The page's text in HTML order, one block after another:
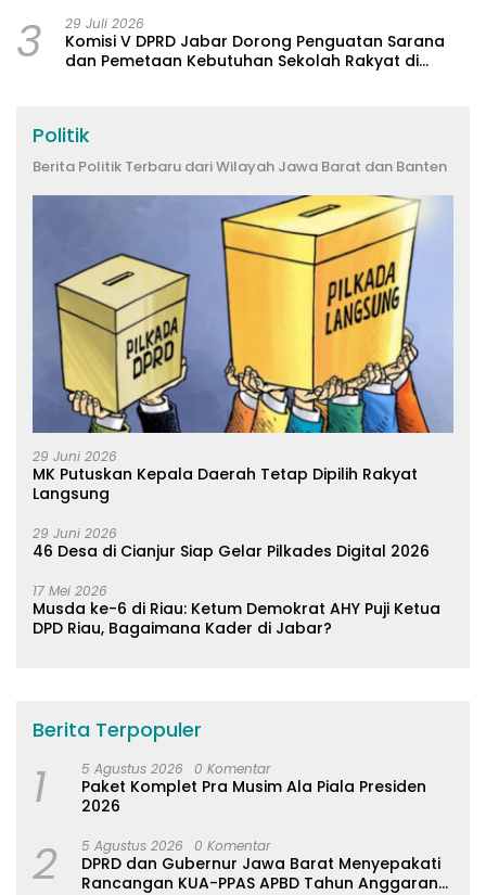
3 29 Juli 2026
Komisi V DPRD Jabar Dorong Penguatan Sarana
dan Pemetaan Kebutuhan Sekolah Rakyat di
Politik
Berita Politik Terbaru dari Wilayah Jawa Barat dan Banten
29 Juni 2026
MK Putuskan Kepala Daerah Tetap Dipilih Rakyat
Langsung
29 Juni 2026
46 Desa di Cianjur Siap Gelar Pilkades Digital 2026
17 Mei 2026
Musda ke-6 di Riau: Ketum Demokrat AHY Puji Ketua
DPD Riau, Bagaimana Kader di Jabar?
Berita Terpopuler
1 5 Agustus 2026 0 Komentar
Paket Komplet Pra Musim Ala Piala Presiden
2026
2 5 Agustus 2026 0 Komentar
DPRD dan Gubernur Jawa Barat Menyepakati
Rancangan KUA-PPAS APBD Tahun Anggaran